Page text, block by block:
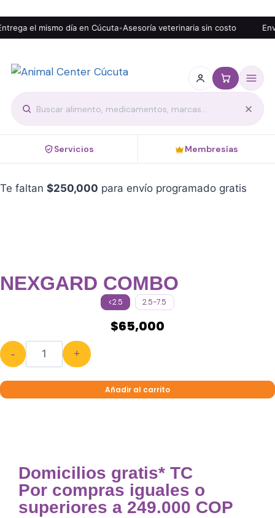
el mismo día en Cúcuta•Asesoría veterinaria sin costo
Servicios Membresías
Te faltan $250,000 para envío programado gratis
NEXGARD COMBO
<2.5 2.5-7.5
$65,000
- +
Añadir al carrito
Domicilios gratis* TC
Por compras iguales o
superiores a 249.000 COP